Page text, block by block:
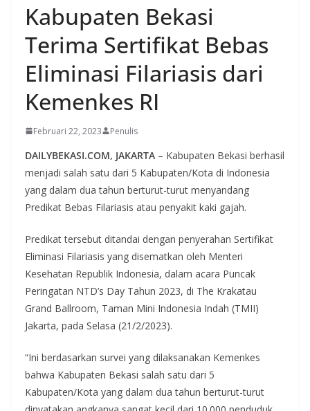
Kabupaten Bekasi
Terima Sertifikat Bebas
Eliminasi Filariasis dari
Kemenkes RI
Februari 22, 2023 Penulis
DAILYBEKASI.COM, JAKARTA – Kabupaten Bekasi berhasil
menjadi salah satu dari 5 Kabupaten/Kota di Indonesia
yang dalam dua tahun berturut-turut menyandang
Predikat Bebas Filariasis atau penyakit kaki gajah.
Predikat tersebut ditandai dengan penyerahan Sertifikat
Eliminasi Filariasis yang disematkan oleh Menteri
Kesehatan Republik Indonesia, dalam acara Puncak
Peringatan NTD’s Day Tahun 2023, di The Krakatau
Grand Ballroom, Taman Mini Indonesia Indah (TMII)
Jakarta, pada Selasa (21/2/2023).
“Ini berdasarkan survei yang dilaksanakan Kemenkes
bahwa Kabupaten Bekasi salah satu dari 5
Kabupaten/Kota yang dalam dua tahun berturut-turut